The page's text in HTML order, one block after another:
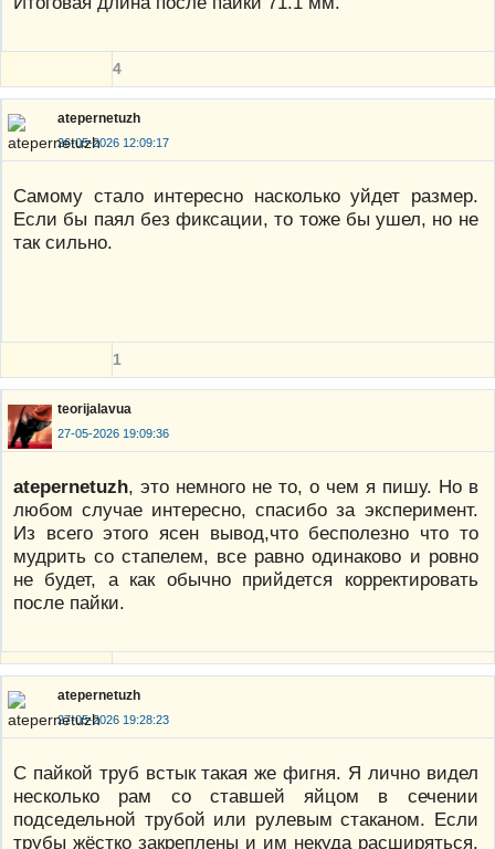
4
atepernetuzh
26-05-2026 12:09:17
Самому стало интересно насколько уйдет размер.
Если бы паял без фиксации, то тоже бы ушел, но не
так сильно.
1
teorijalavua
27-05-2026 19:09:36
atepernetuzh, это немного не то, о чем я пишу. Но в
любом случае интересно, спасибо за эксперимент.
Из всего этого ясен вывод,что бесполезно что то
мудрить со стапелем, все равно одинаково и ровно
не будет, а как обычно прийдется корректировать
после пайки.
atepernetuzh
27-05-2026 19:28:23
С пайкой труб встык такая же фигня. Я лично видел
несколько рам со ставшей яйцом в сечении
подседельной трубой или рулевым стаканом. Если
трубы жёстко закреплены и им некуда расширяться,